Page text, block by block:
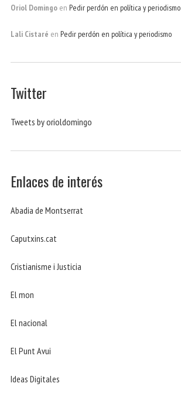
Oriol Domingo en Pedir perdón en política y periodismo
Lali Cistaré en Pedir perdón en política y periodismo
Twitter
Tweets by orioldomingo
Enlaces de interés
Abadia de Montserrat
Caputxins.cat
Cristianisme i Justicia
El mon
El nacional
El Punt Avui
Ideas Digitales